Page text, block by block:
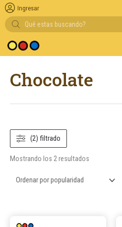
Búsqueda
de
productos
Ingresar
Chocolate
(2) filtrado
Mostrando los 2 resultados
por
popularidad